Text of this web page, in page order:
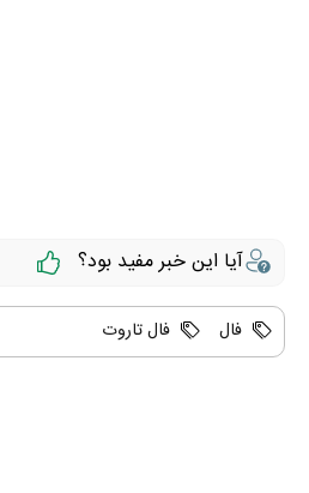
آیا این خبر مفید بود؟
فال فال تاروت